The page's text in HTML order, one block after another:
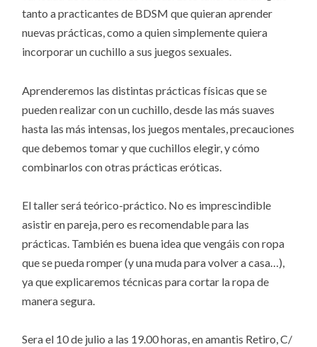
tanto a practicantes de BDSM que quieran aprender
nuevas prácticas, como a quien simplemente quiera
incorporar un cuchillo a sus juegos sexuales.
Aprenderemos las distintas prácticas físicas que se
pueden realizar con un cuchillo, desde las más suaves
hasta las más intensas, los juegos mentales, precauciones
que debemos tomar y que cuchillos elegir, y cómo
combinarlos con otras prácticas eróticas.
El taller será teórico-práctico. No es imprescindible
asistir en pareja, pero es recomendable para las
prácticas. También es buena idea que vengáis con ropa
que se pueda romper (y una muda para volver a casa…),
ya que explicaremos técnicas para cortar la ropa de
manera segura.
Sera el 10 de julio a las 19.00 horas, en amantis Retiro, C/